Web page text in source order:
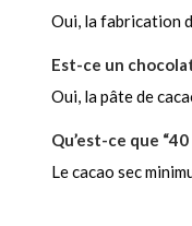
Oui, la fabrication
Est-ce un
Oui, la pâte de
Qu’est-ce que
Le cacao sec